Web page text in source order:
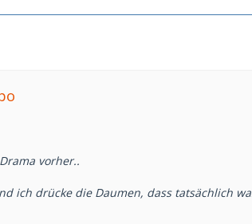
vorher..
ich drücke die Daumen, dass tatsächlich